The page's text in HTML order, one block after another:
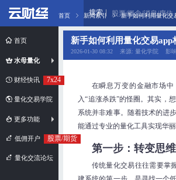
首页
水母量化
财经快讯 7x24
量化交易学院
更多功能
低佣开户 股票/期货
量化交流论坛
首页 新闻索引 新手如何利用量化交
搜索 股票/概念/消息/席位
新手如何利用量化交易app
2026-01-30 08:32 来源: 量化学院 影
在瞬息万变的金融市场
入“追涨杀跌”的怪圈。其实，
系统并非难事。随着技术的进
能通过专业的量化工具实现华丽
第一步：转变思
传统量化交易往往需要掌